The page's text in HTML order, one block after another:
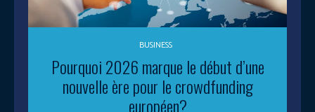
BUSINESS
Pourquoi 2026 marque le début d’une
nouvelle ère pour le crowdfunding
européen?